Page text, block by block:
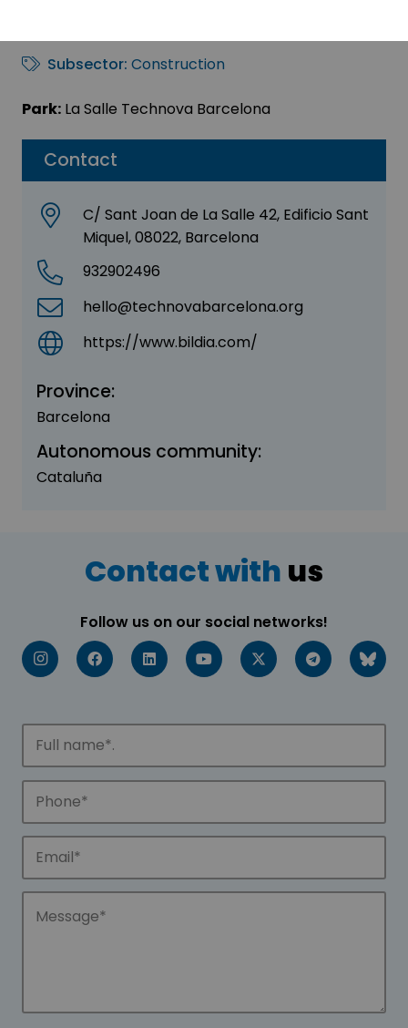
Contact
C/ Sant Joan de La Salle 42, Edificio Sant
Miquel, 08022, Barcelona
932902496
hello@technovabarcelona.org
https://www.bildia.com/
Province:
Barcelona
Autonomous community:
Cataluña
Subsector: Construction
Park: La Salle Technova Barcelona
Contact with us
Follow us on our social networks!